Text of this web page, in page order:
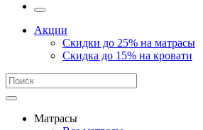
Акции
Скидки до 25% на матрасы
Скидка до 15% на кровати
Матрасы